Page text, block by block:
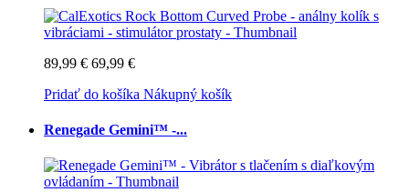
89,99 € 69,99 €
Pridať do košíka Nákupný košík
Renegade Gemini™ -...